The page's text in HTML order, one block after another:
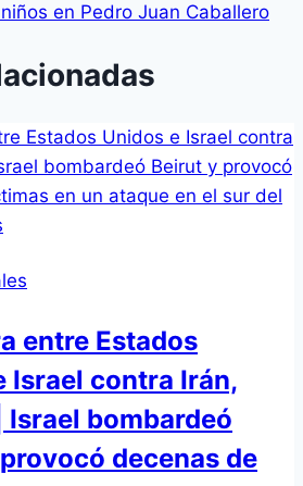
en Pedro Juan Caballero
entre Estados
Israel contra Irán,
Israel bombardeó
decenas de